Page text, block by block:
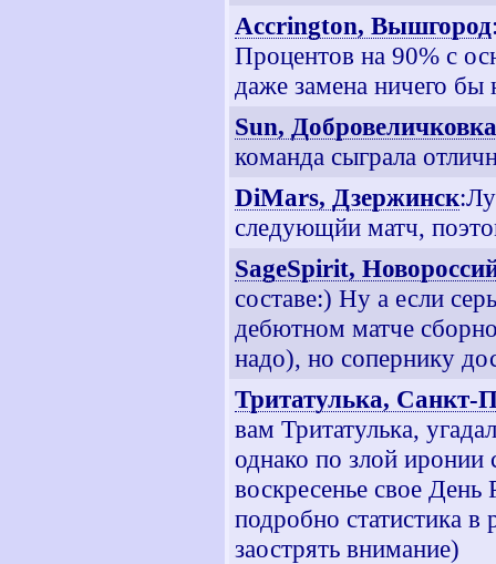
Accrington, Вышгород
Процентов на 90% с
даже замена ничего бы
Sun, Добровеличковка
команда сыграла
DiMars, Дзержинск
следующйи матч,
SageSpirit,
составе:) Ну а если
дебютном матче
надо), но сопернику
Тритатулька, Санкт-
вам Тритатулька,
однако по злой
воскресенье свое День
подробно статистика в
заострять внимание)